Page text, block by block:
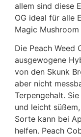
allem sind diese
OG ideal für alle
Magic Mushroom
Die Peach Weed
ausgewogene
von den Skunk
aber nicht
Terpengehalt.
und leicht
Sorte kann bei
helfen. Peach